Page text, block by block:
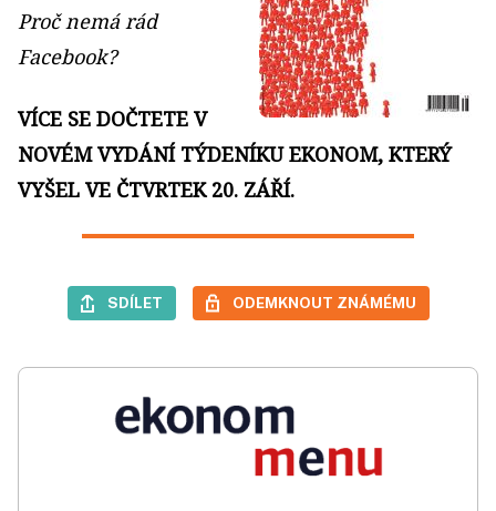
Proč nemá rád
Facebook?
VÍCE SE DOČTETE V
NOVÉM VYDÁNÍ TÝDENÍKU EKONOM, KTERÝ
VYŠEL VE ČTVRTEK 20. ZÁŘÍ.
SDÍLET ODEMKNOUT ZNÁMÉMU